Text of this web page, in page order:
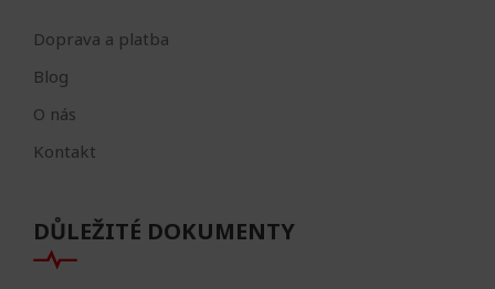
Doprava a platba
Blog
O nás
Kontakt
DŮLEŽITÉ DOKUMENTY